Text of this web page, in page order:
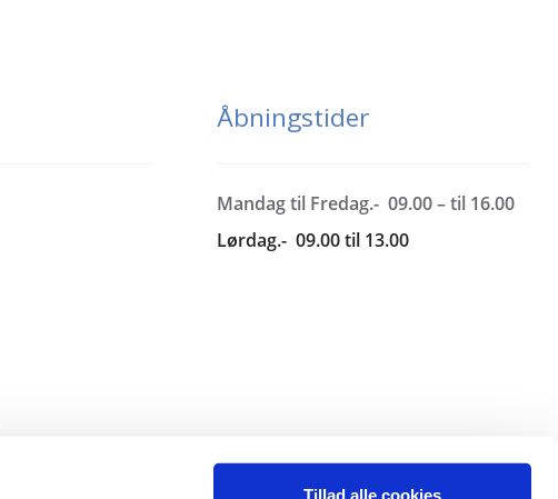
Tillad alle cookies
Åbningstider
Mandag til Fredag.- 09.00 – til 16.00
Lørdag.- 09.00 til 13.00